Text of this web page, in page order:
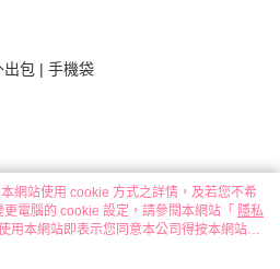
出包 | 手機袋
網站使用 cookie 方式之詳情，及若您不希
電腦的 cookie 設定，請參閱本網站「 隱私
用本網站即表示您同意本公司得按本網站使